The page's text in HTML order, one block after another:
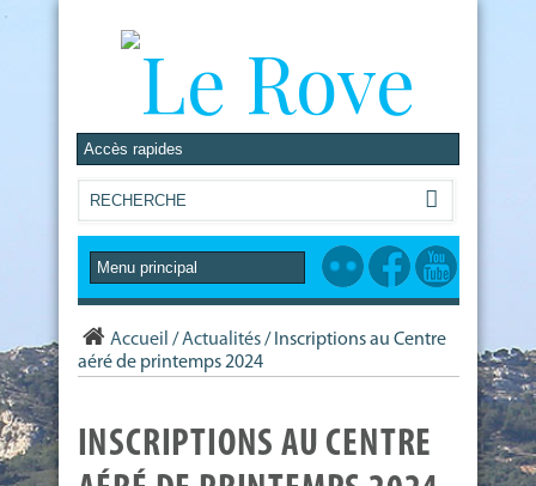
Accueil /Actualités/ Inscriptions au Centre
aéré de printemps 2024
INSCRIPTIONS AU CENTRE